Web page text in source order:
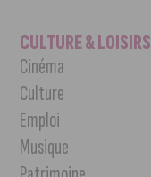
CULTURE & LOISIRS
Cinéma
Culture
Emploi
Musique